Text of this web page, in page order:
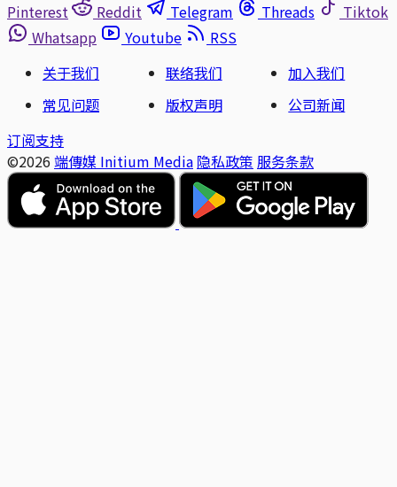
Pinterest
Reddit Telegram Threads
Tiktok
Whatsapp
Youtube
RSS
关于我们
联络我们
加入我们
常见问题
版权声明
公司新闻
订阅支持
©2026 端傳媒 Initium Media 隐私政策 服务条款